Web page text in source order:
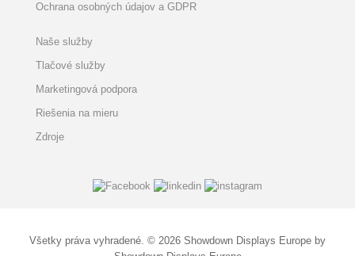
Ochrana osobných údajov a GDPR
Naše služby
Tlačové služby
Marketingová podpora
Riešenia na mieru
Zdroje
Všetky práva vyhradené. © 2026 Showdown Displays Europe by